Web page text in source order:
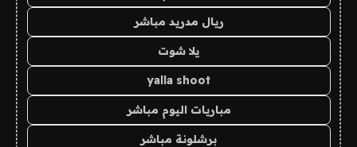
ريال مدريد مباشر
يلا شوت
yalla shoot
مباريات اليوم مباشر
برشلونة مباشر